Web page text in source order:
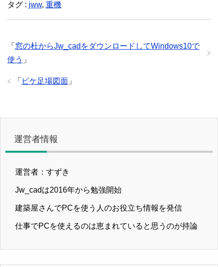
タグ : jww, 重機
「 窓の杜からJw_cadをダウンロードしてWindows10で
使う 」
「 ビケ足場図面 」
運営者情報
運営者：すずき
Jw_cadは2016年から勉強開始
建築屋さんでPCを使う人のお役立ち情報を発信
仕事でPCを使えるのは恵まれていると思うのが持論